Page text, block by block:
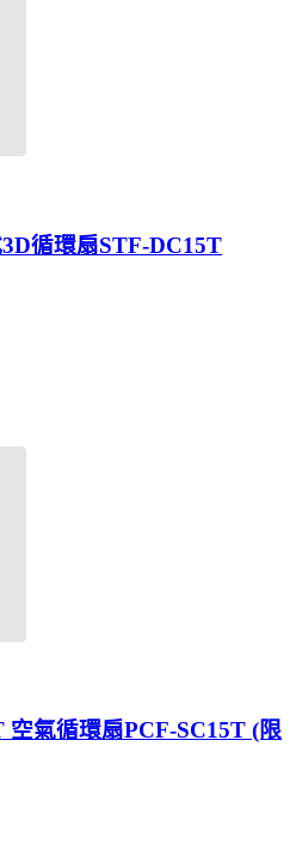
循環扇STF-DC15T
空氣循環扇PCF-SC15T (限